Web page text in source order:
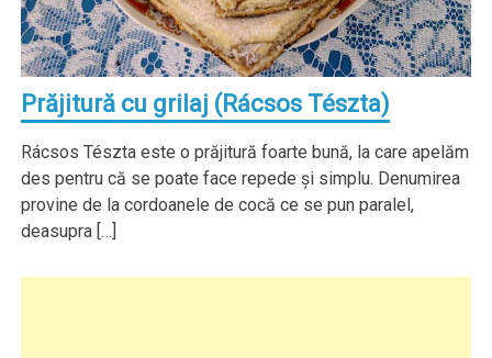
Prăjitură cu grilaj (Rácsos Tészta)
Rácsos Tészta este o prăjitură foarte bună, la care apelăm
des pentru că se poate face repede şi simplu. Denumirea
provine de la cordoanele de cocă ce se pun paralel,
deasupra […]